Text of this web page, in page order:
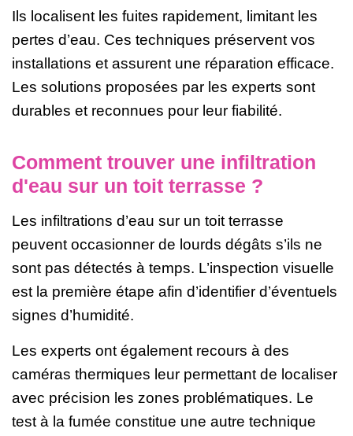
Ils localisent les fuites rapidement, limitant les
pertes d’eau. Ces techniques préservent vos
installations et assurent une réparation efficace.
Les solutions proposées par les experts sont
durables et reconnues pour leur fiabilité.
Comment trouver une infiltration
d'eau sur un toit terrasse ?
Les infiltrations d’eau sur un toit terrasse
peuvent occasionner de lourds dégâts s’ils ne
sont pas détectés à temps. L’inspection visuelle
est la première étape afin d’identifier d’éventuels
signes d’humidité.
Les experts ont également recours à des
caméras thermiques leur permettant de localiser
avec précision les zones problématiques. Le
test à la fumée constitue une autre technique